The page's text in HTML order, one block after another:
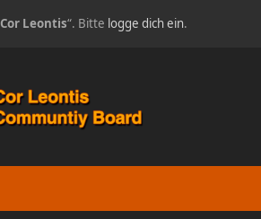
Cor Leontis“. Bitte logge dich ein.